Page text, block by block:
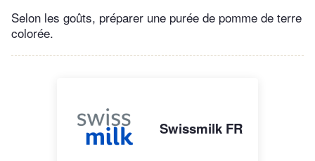
Selon les goûts, préparer une purée de pomme de terre
colorée.
Swissmilk FR